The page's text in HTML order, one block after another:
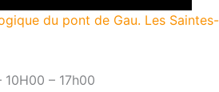
du pont de Gau. Les
10H00 – 17h00